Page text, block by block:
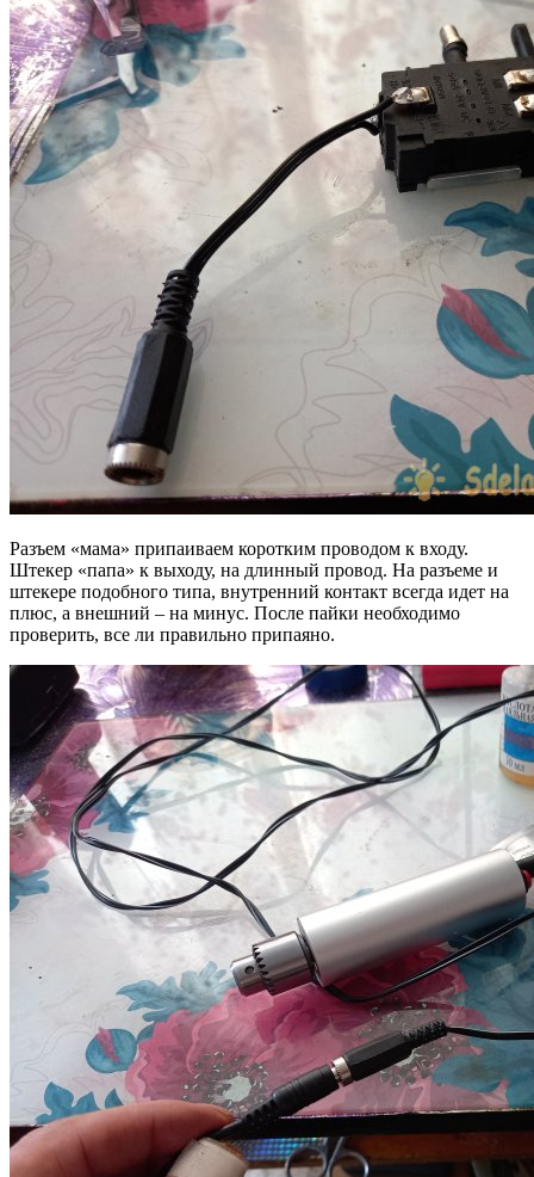
Разъем «мама» припаиваем коротким проводом к входу.
Штекер «папа» к выходу, на длинный провод. На разъеме и
штекере подобного типа, внутренний контакт всегда идет на
плюс, а внешний – на минус. После пайки необходимо
проверить, все ли правильно припаяно.